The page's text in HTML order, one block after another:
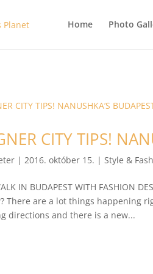
Home
Photo
CITY TIPS!
|2016. október 15. |Style &
IN BUDAPEST WITH FASHION
There are a lot things happening
directions and there is a new...